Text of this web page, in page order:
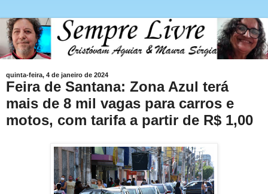
quinta-feira, 4 de janeiro de 2024
Feira de Santana: Zona Azul terá
mais de 8 mil vagas para carros e
motos, com tarifa a partir de R$ 1,00